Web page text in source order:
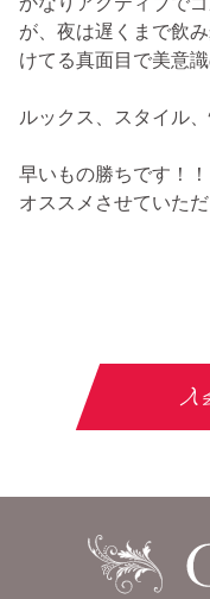
が、夜は遅くまで飲
けてる真面目で美意
ルックス、スタイル
早いもの勝ちです！！
オススメさせていただ
入